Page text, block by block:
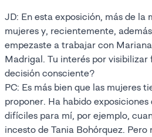
JD: En esta exposición, más de la
mujeres y, recientemente,
empezaste a trabajar con
Madrigal. Tu interés por
decisión consciente?
PC: Es más bien que las mujeres
proponer. Ha habido exposiciones
difíciles para mí, por ejemplo,
incesto de Tania Bohórquez. Pero